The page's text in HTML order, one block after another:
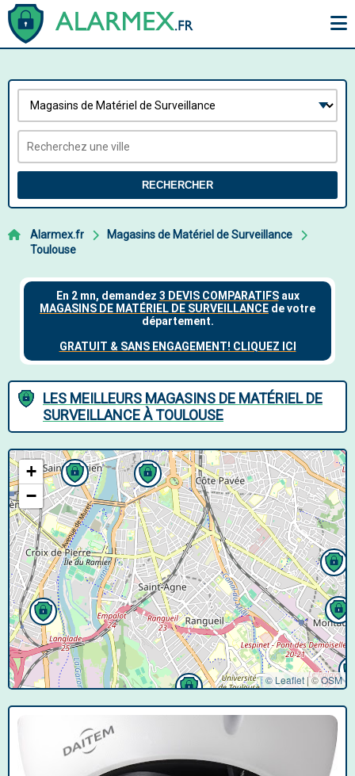
RECHERCHER
Alarmex.fr
Magasins de Matériel de Surveillance
Toulouse
LES MEILLEURS MAGASINS DE MATÉRIEL DE
SURVEILLANCE À TOULOUSE
+
−
© Leaflet |©OSM